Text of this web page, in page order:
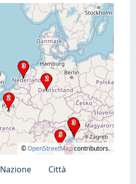
©OpenStreetMapcontributors.
Nazione
Città